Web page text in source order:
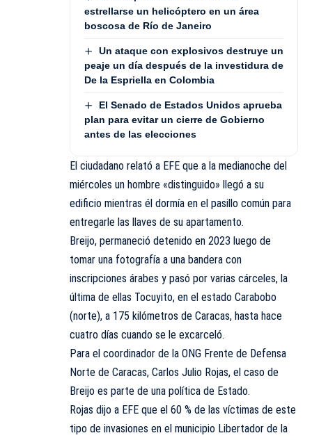
estrellarse un helicóptero en un área
boscosa de Río de Janeiro
Un ataque con explosivos destruye un
peaje un día después de la investidura de
De la Espriella en Colombia
El Senado de Estados Unidos aprueba
plan para evitar un cierre de Gobierno
antes de las elecciones
El ciudadano relató a EFE que a la medianoche del
miércoles un hombre «distinguido» llegó a su
edificio mientras él dormía en el pasillo común para
entregarle las llaves de su apartamento.
Breijo, permaneció detenido en 2023 luego de
tomar una fotografía a una bandera con
inscripciones árabes y pasó por varias cárceles, la
última de ellas Tocuyito, en el estado Carabobo
(norte), a 175 kilómetros de Caracas, hasta hace
cuatro días cuando se le excarceló.
Para el coordinador de la ONG Frente de Defensa
Norte de Caracas, Carlos Julio Rojas, el caso de
Breijo es parte de una política de Estado.
Rojas dijo a EFE que el 60 % de las víctimas de este
tipo de invasiones en el municipio Libertador de la